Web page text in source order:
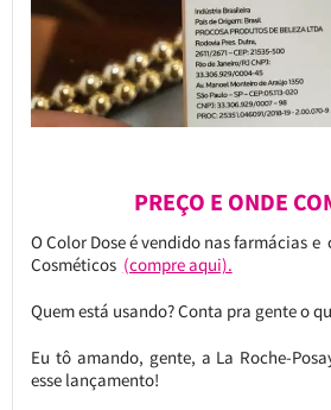
PREÇO E ONDE
O Color Dose é vendido nas farmácias e
Cosméticos (compre aqui).
Quem está usando? Conta pra gente o
Eu tô amando, gente, a La Roche-
esse lançamento!